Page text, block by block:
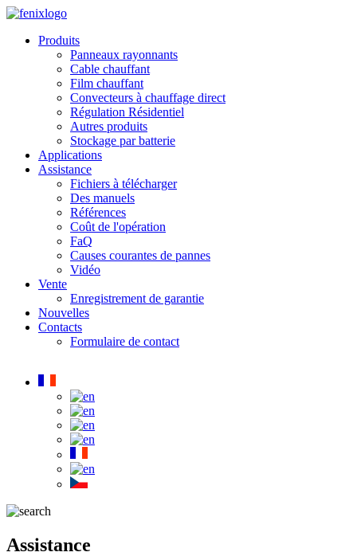
Skip to main content
Produits
Panneaux rayonnants
Cable chauffant
Film chauffant
Convecteurs à chauffage direct
Régulation Résidentiel
Autres produits
Stockage par batterie
Applications
Assistance
Fichiers à télécharger
Des manuels
Références
Coût de l'opération
FaQ
Causes courantes de pannes
Vidéo
Vente
Enregistrement de garantie
Nouvelles
Contacts
Formulaire de contact
Assistance